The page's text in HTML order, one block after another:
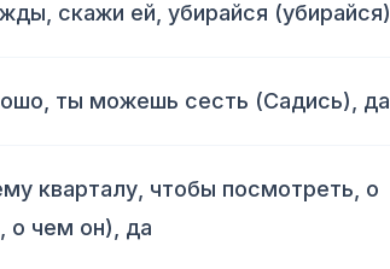
скажи ей, убирайся (убирайся)
ты можешь сесть (Садись), да
кварталу, чтобы посмотреть, о
о чем он), да